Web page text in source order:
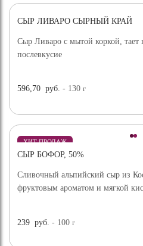
СЫР ЛИВАРО СЫРНЫЙ КРАЙ
Сыр Ливаро с мытой коркой, тает
послевкусие
596,70 руб. - 130г
ХИТ ПРОДАЖ
СЫР БОФОР, 50%
Сливочный альпийский сыр из
фруктовым ароматом и мягкой
239 руб. - 100г